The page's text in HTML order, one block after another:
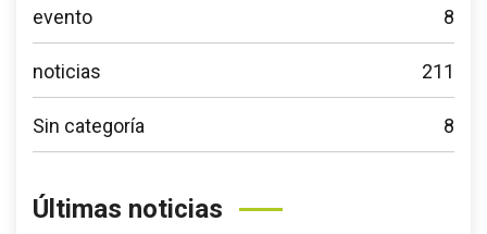
evento 8
noticias 211
Sin categoría 8
Últimas noticias